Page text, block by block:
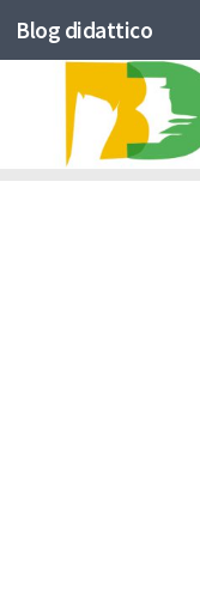
Skip to content
Blog didattico